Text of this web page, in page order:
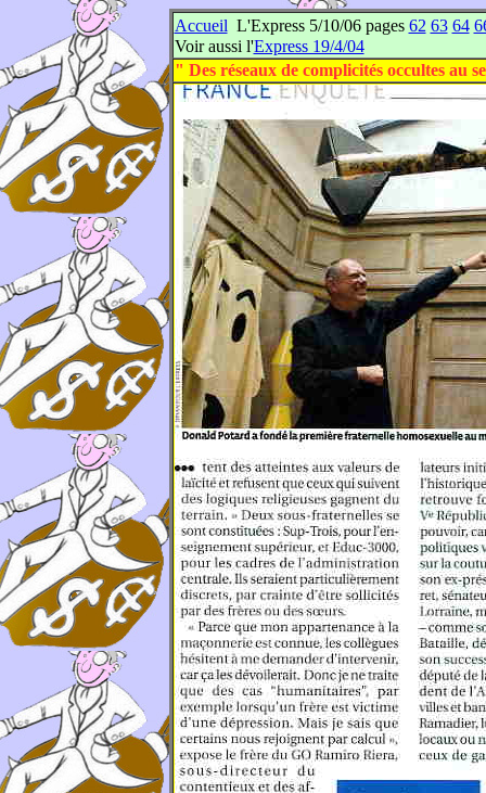
Accueil L'Express 5/10/06 pages 62 63 64
Voir aussi l'Express 19/4/04
" Des réseaux de complicités occultes au